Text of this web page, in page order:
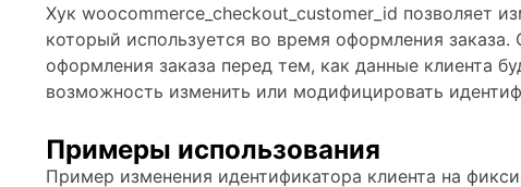
Хук woocommerce_checkout_customer_id позволяет
который используется во время оформления заказа.
оформления заказа перед тем, как данные клиента
возможность изменить или модифицировать
Примеры использования
Пример изменения идентификатора клиента на